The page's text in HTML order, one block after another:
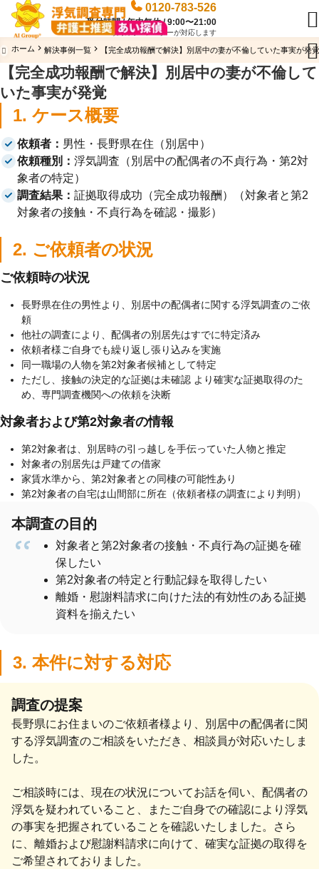
0120-783-526
受付時間 / 年中無休 / 9:00〜21:00
専門のオペレーターが対応します


 ホーム 解決事例一覧 【完全成功報酬で解決】別居中の妻が不倫していた事実が
【完全成功報酬で解決】別居中の妻が不倫して
いた事実が発覚
1. ケース概要
依頼者： 男性・長野県在住（別居中）
依頼種別： 浮気調査（別居中の配偶者の不貞行為・第2対
象者の特定）
調査結果： 証拠取得成功（完全成功報酬）（対象者と第2
対象者の接触・不貞行為を確認・撮影）
2. ご依頼者の状況
ご依頼時の状況
長野県在住の男性より、別居中の配偶者に関する浮気調査のご依
頼
他社の調査により、配偶者の別居先はすでに特定済み
依頼者様ご自身でも繰り返し張り込みを実施
同一職場の人物を第2対象者候補として特定
ただし、接触の決定的な証拠は未確認 より確実な証拠取得のた
め、専門調査機関への依頼を決断
対象者および第2対象者の情報
第2対象者は、別居時の引っ越しを手伝っていた人物と推定
対象者の別居先は戸建ての借家
家賃水準から、第2対象者との同棲の可能性あり
第2対象者の自宅は山間部に所在（依頼者様の調査により判明）
本調査の目的
対象者と第2対象者の接触・不貞行為の証拠を確
保したい
第2対象者の特定と行動記録を取得したい
離婚・慰謝料請求に向けた法的有効性のある証拠
資料を揃えたい
3. 本件に対する対応
調査の提案
長野県にお住まいのご依頼者様より、別居中の配偶者に関
する浮気調査のご相談をいただき、相談員が対応いたしま
した。
ご相談時には、現在の状況についてお話を伺い、配偶者の
浮気を疑われていること、またご自身での確認により浮気
の事実を把握されていることを確認いたしました。さら
に、離婚および慰謝料請求に向けて、確実な証拠の取得を
ご希望されておりました。